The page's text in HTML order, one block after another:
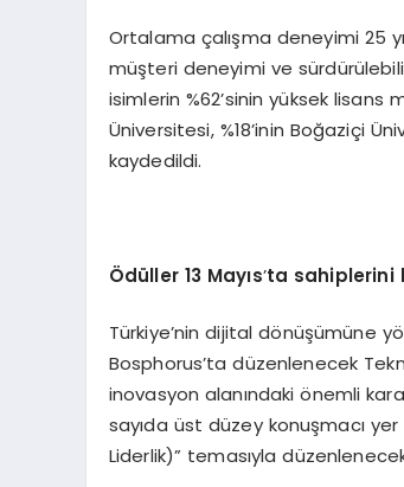
Ortalama çalışma deneyimi 25
müşteri deneyimi ve
isimlerin %62’sinin yüksek lisans
Üniversitesi, %18’inin Boğaziçi
kaydedildi.
Ödüller 13 Mayıs’ta sahiplerini
Türkiye’nin dijital dönüşümüne
Bosphorus’ta düzenlenecek
inovasyon alanındaki önemli
sayıda üst düzey konuşmacı
Liderlik)” temasıyla